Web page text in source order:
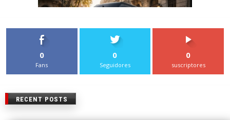
0
Fans
0
Seguidores
0
suscriptores
RECENT POSTS